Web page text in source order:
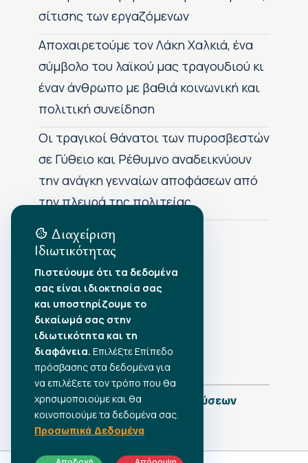
σίτισης των εργαζόμενων
Αποχαιρετούμε τον Λάκη Χαλκιά, ένα
σύμβολο του λαϊκού μας τραγουδιού κι
έναν άνθρωπο με βαθιά κοινωνική και
πολιτική συνείδηση
Οι τραγικοί θάνατοι των πυροσβεστών
σε Γύθειο και Ρέθυμνο αναδεικνύουν
την ανάγκη γενναίων αποφάσεων από
την πλευρά της πολιτείας
Αρχείο Δημοσιεύσεων
•Αύγουστος 2026
•Ιούλιος 2026
•Ιούνιος 2026
•Μάιος 2026
•Απρίλιος 2026
•Μάρτιος 2026
Πλήρες Ημερολόγιο Δημοσιεύσεων
Διαχείριση
Ιδιωτικότητας
Πιστεύουμε ότι τα δεδομένα
σας είναι ιδιοκτησία σας
και υποστηρίζουμε το
δικαίωμά σας στην
ιδιωτικότητα και τη
διαφάνεια. Επιλέξτε Επίπεδο
πρόσβασης στα δεδομένα για
να επιλέξετε τον τρόπο που θα
χρησιμοποιούμε και θα
κοινοποιούμε τα δεδομένα σας.
Προσωπικά Δεδομένα